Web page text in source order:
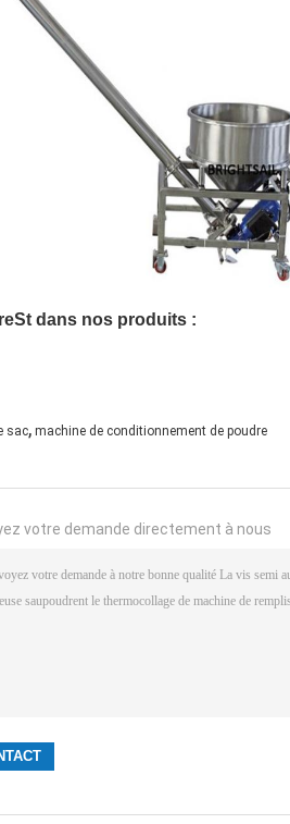
eSt dans nos produits :
sac, machine de conditionnement de poudre
votre demande directement à nous